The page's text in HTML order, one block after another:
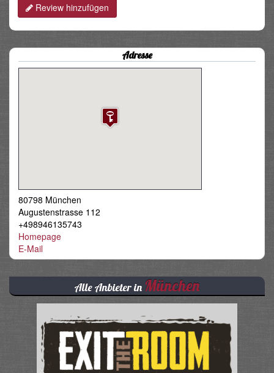
Review hinzufügen
Adresse
80798 München
Augustenstrasse 112
+498946135743
Homepage
E-Mail
Alle Anbieter in München